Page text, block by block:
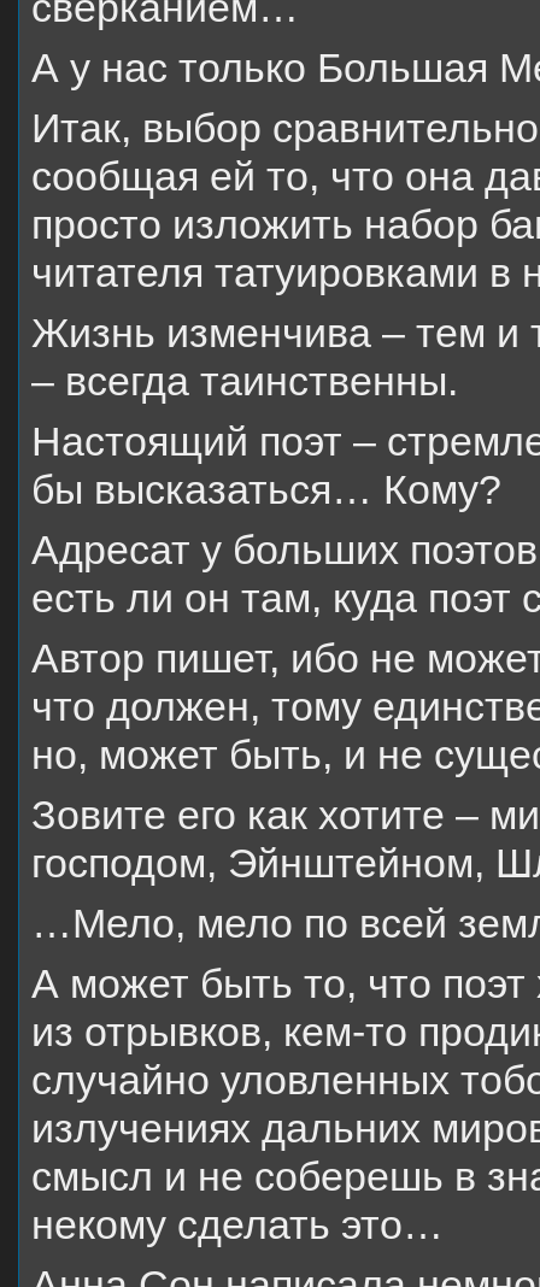
А у нас только Большая
Итак, выбор
сообщая ей то, что она
просто изложить набор
читателя татуировками
Жизнь изменчива – тем и
– всегда таинственны.
Настоящий поэт –
бы высказаться… Кому?
Адресат у больших
есть ли он там, куда поэт
Автор пишет, ибо не
что должен, тому
но, может быть, и не
Зовите его как хотите –
господом, Эйнштейном,
…Мело, мело по всей
А может быть то, что поэт
из отрывков, кем-то
случайно уловленных
излучениях дальних
смысл и не соберешь в
некому сделать это…